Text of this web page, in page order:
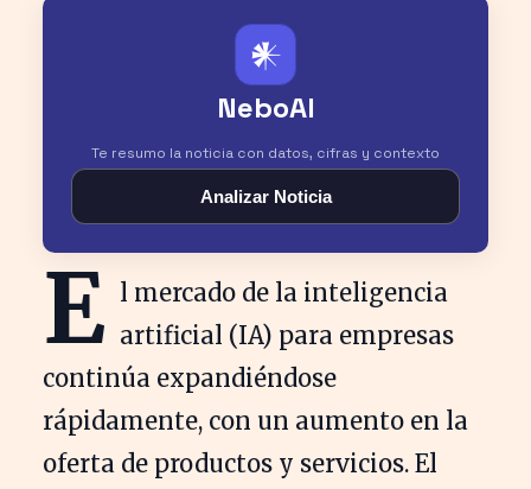
𒀭
NeboAI
Te resumo la noticia con datos, cifras y contexto
Analizar Noticia
E l mercado de la inteligencia
artificial (IA) para empresas
continúa expandiéndose
rápidamente, con un aumento en la
oferta de productos y servicios. El